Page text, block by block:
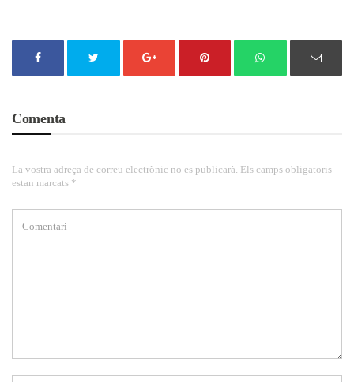
Comenta
La vostra adreça de correu electrònic no es publicarà. Els camps obligatoris
estan marcats *